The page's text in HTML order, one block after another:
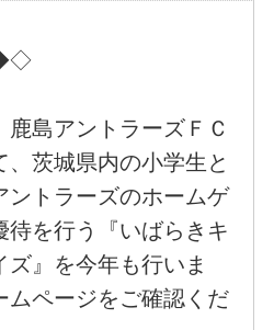
島アントラーズＦＣ
、茨城県内の小学生と
ントラーズのホームゲ
待を行う『いばらきキ
ズ』を今年も行いま
ムページをご確認くだ